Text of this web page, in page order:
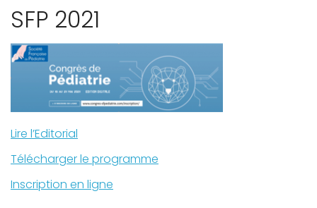
SFP 2021
Lire l’Editorial
Télécharger le programme
Inscription en ligne